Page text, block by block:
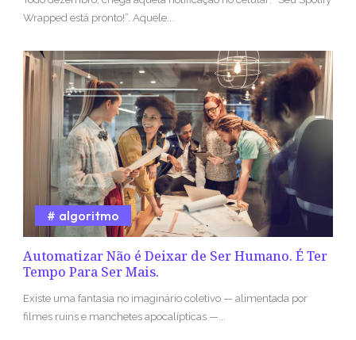
Wrapped está pronto!”. Aquele...
Automatizar Não é Deixar de Ser Humano. É Ter
Tempo Para Ser Mais.
algoritmo
Existe uma fantasia no imaginário coletivo — alimentada por
filmes ruins e manchetes apocalípticas —...